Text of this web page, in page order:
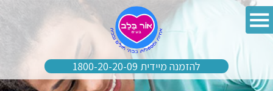
להזמנה מיידית 1800-20-20-09